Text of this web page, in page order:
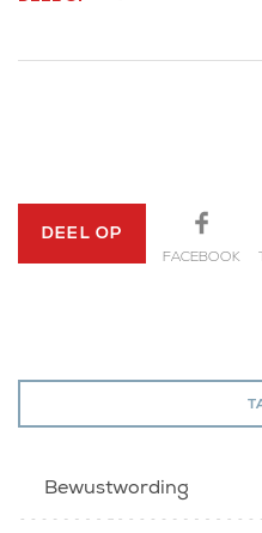
DEEL OP
FACEBOOK
Bewustwording